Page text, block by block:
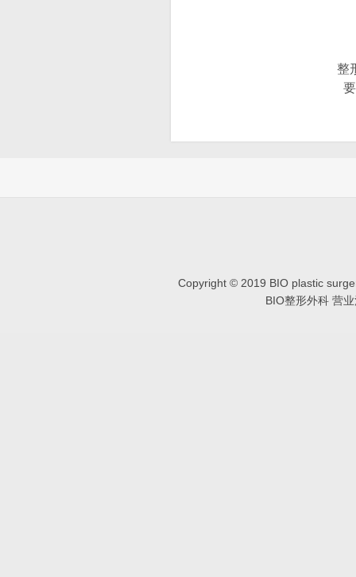
整
Copyright © 2019 BIO plastic
BIO整形外科 营